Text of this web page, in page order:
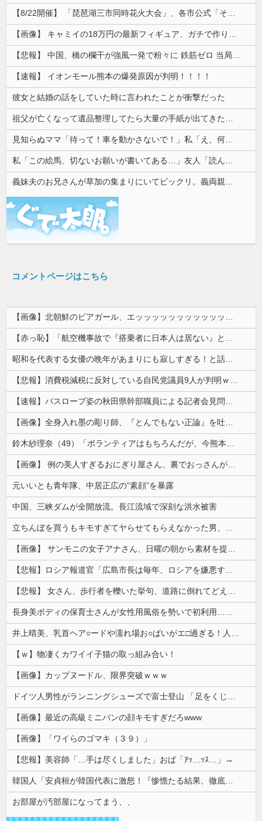
【速報】 イオンモール熊本の爆発原因が判明！！！！
彼女と結婚の話をしていた時に言われたことが衝撃だった
コメントページはこちら
【画像】北朝鮮のビアガール、エッッッッッッッッッッッッッッッッッ！
【赤っ恥】「航空機事故で『搭乗者に日本人は居ない』という発表は嫌い。人間として同じ価値だと思う」→ツッコミ殺到も「自分が気に入らないと思った」と...
昭和を代表する女優の晩年があまりにも寂しすぎる！と話題に、自身の子供を餓死する寸前までネグレクトした挙句……
【悲報】消費税減税に反対している自民党議員9人が判明ｗｗｗｗｗｗ
【速報】バスローブ姿の秋田県幹部職員による記者会見問題、ラブホテルからの参加だと特定「体調が優れなかったため...」とは何だったのか
【画像】全身入れ墨の彫り師、『とんでもない正論』を吐いて30万再生されてしまうｗｗｗｗｗｗｗ
鈴木紗理奈（49）「ボランティアはもちろんだが、今熊本へ旅行に行くことも支援になる」
【画像】 例の美人すぎるおにぎり屋さん、裏でおっさんが握っていたｗｗｗｗｗｗｗｗｗｗｗｗｗｗｗｗｗ
元いいとも青年隊、中居正広の”素顔”を暴露
中国、三峡ダムが全開放流。長江流域で深刻な洪水被害
立ちんぼを買うもキモすぎてヤらせてもらえなかった男、代わりの足コキでまさかの大量身寸米青ｗｗｗ
【画像】 サンモニの女子アナさん、日曜の朝から素材を提供してしまう
【悲報】ロシア報道官「広島市長は毎年、ロシアを嫌悪する『偽りの呪文』を繰り返し、日本人をゾンビ化させている」と主張
【悲報】 女さん、歩行者を轢いた挙句、道路に倒れてどえらいことになってしまうw w w w w w w
長身美ボディの保育士さんが女性用風俗を勢いで初利用…子供に絶対見せられないメスの顔でイキまくり。
井上晴美、乳首ヘア○ードや濡れ場お○ぱいがエ□過ぎる！人生最後のラスト写真集、最高！！
【ｗ】物凄くカワイイ子猫の取っ組み合い！
【画像】カップヌードル、限界突破ｗｗｗ
ドイツ人男性がランニングシューズで富士登山 「足をくじいて動けない」
【画像】最近の高級ミニバンの顔キモすぎだろwww
【画像】「ワイらのゴマキ（３９）」
【悲報】美容師「…手は尽くしました」おば「ｱｯ…ｯｽ…」→
韓国人「安貞桓が韓国代表に激怒！『惨憺たる結果、徹底的な刷新が必要だ』と監督や協会を痛烈批判」
お部屋が汚部屋になってまう、、